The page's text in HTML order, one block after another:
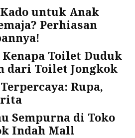
untuk Anak
Perhiasan
Toilet Duduk
dari Toilet Jongkok
Rupa,
Sempurna di Toko
Indah Mall